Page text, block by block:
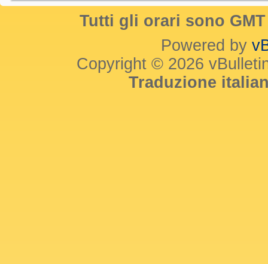
Tutti gli orari sono
Powered by
Copyright © 2026
Traduzione